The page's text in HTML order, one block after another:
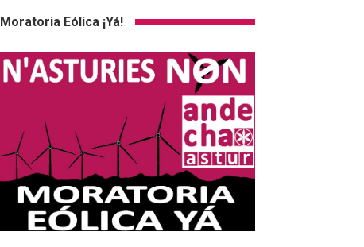
Moratoria Eólica ¡Yá!